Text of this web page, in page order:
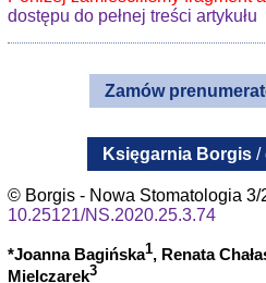
dostępu do pełnej treści artykułu
Zamów
Księgarnia Borgis /
© Borgis - Nowa Stomatologia 3/
10.25121/NS.2020.25.3.74
*Joanna Bagińska1, Renata
Mielczarek3